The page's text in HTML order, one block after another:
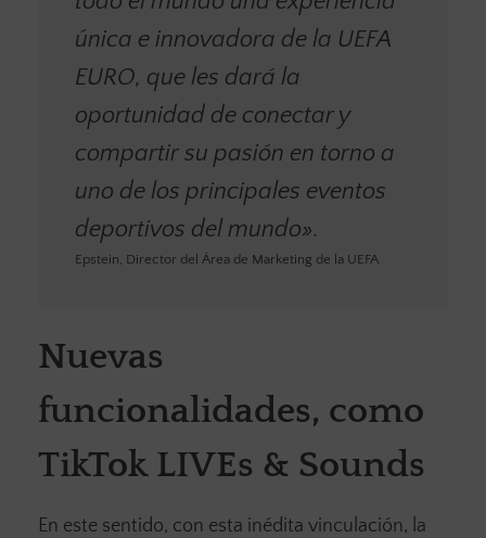
única e innovadora de la UEFA
EURO, que les dará la
oportunidad de conectar y
compartir su pasión en torno a
uno de los principales eventos
deportivos del mundo».
Epstein, Director del Área de Marketing de la UEFA
Nuevas
funcionalidades, como
TikTok LIVEs & Sounds
En este sentido, con esta inédita vinculación, la